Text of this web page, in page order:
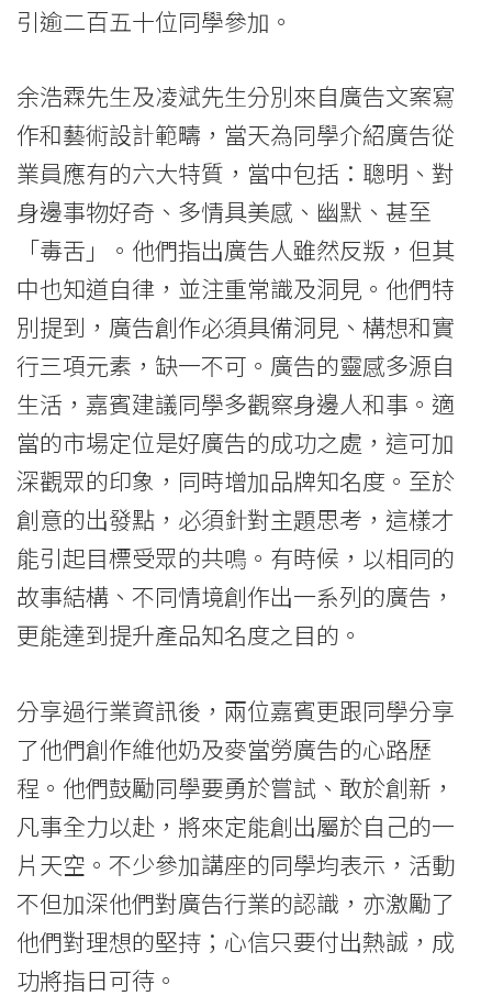
國
際
學
院
香
港
浸
會
大
學
引逾二百五十位同學參加。
余浩霖先生及凌斌先生分別來自廣告文案寫
作和藝術設計範疇，當天為同學介紹廣告從
業員應有的六大特質，當中包括：聰明、對
身邊事物好奇、多情具美感、幽默、甚至
「毒舌」。他們指出廣告人雖然反叛，但其
中也知道自律，並注重常識及洞見。他們特
別提到，廣告創作必須具備洞見、構想和實
行三項元素，缺一不可。廣告的靈感多源自
生活，嘉賓建議同學多觀察身邊人和事。適
當的市場定位是好廣告的成功之處，這可加
深觀眾的印象，同時增加品牌知名度。至於
創意的出發點，必須針對主題思考，這樣才
能引起目標受眾的共鳴。有時候，以相同的
故事結構、不同情境創作出一系列的廣告，
更能達到提升產品知名度之目的。
分享過行業資訊後，兩位嘉賓更跟同學分享
了他們創作維他奶及麥當勞廣告的心路歷
程。他們鼓勵同學要勇於嘗試、敢於創新，
凡事全力以赴，將來定能創出屬於自己的一
片天空。不少參加講座的同學均表示，活動
不但加深他們對廣告行業的認識，亦激勵了
他們對理想的堅持；心信只要付出熱誠，成
功將指日可待。